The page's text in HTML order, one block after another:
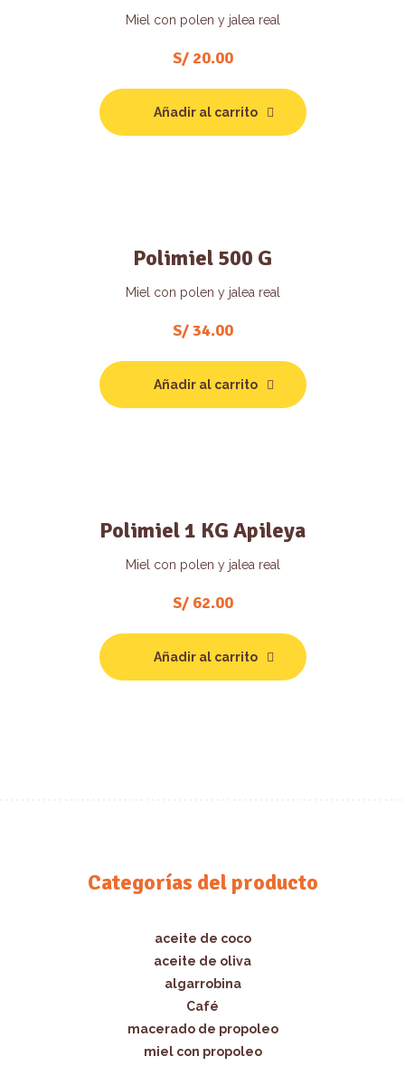
Miel con polen y jalea real
S/20.00
Añadir al carrito
Polimiel 500 G
Miel con polen y jalea real
S/34.00
Añadir al carrito
Polimiel 1 KG Apileya
Miel con polen y jalea real
S/62.00
Añadir al carrito
Categorías del producto
aceite de coco
aceite de oliva
algarrobina
Café
macerado de propoleo
miel con propoleo